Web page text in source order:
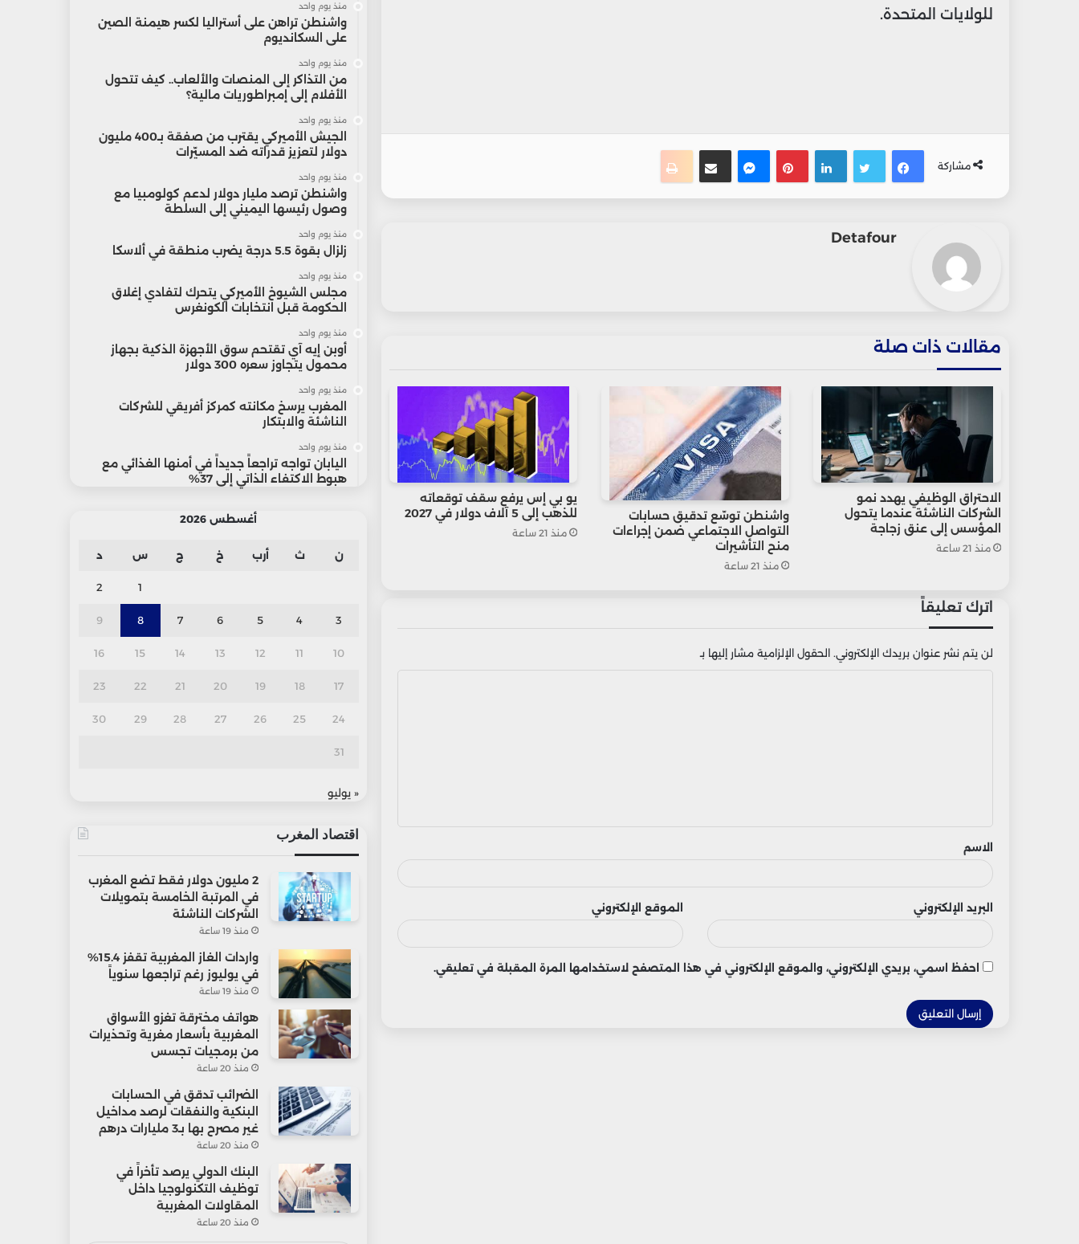
للولايات المتحدة.
مشاركة
فيسبوك
تويتر لينكدإنبينتيريست
ماسنجرمشاركة عبر البريدطباعة
Detafour
مقالات ذات صلة
الاحتراق الوظيفي يهدد نمو
الشركات الناشئة عندما يتحول
المؤسس إلى عنق زجاجة
منذ 21 ساعة
واشنطن توسّع تدقيق حسابات
التواصل الاجتماعي ضمن إجراءات
منح التأشيرات
منذ 21 ساعة
يو بي إس يرفع سقف توقعاته
للذهب إلى 5 آلاف دولار في 2027
منذ 21 ساعة
اترك تعليقاً
لن يتم نشر عنوان بريدك الإلكتروني. الحقول الإلزامية مشار إليها بـ
ق
الاسم
البريد الإلكتروني الموقع الإلكتروني
احفظ اسمي، بريدي الإلكتروني، والموقع الإلكتروني في هذا المتصفح لاستخدامها المرة المقبلة في تعليقي.
منذ يوم واحد
واشنطن تراهن على أستراليا لكسر هيمنة الصين
على السكانديوم
منذ يوم واحد
من التذاكر إلى المنصات والألعاب.. كيف تتحول
الأفلام إلى إمبراطوريات مالية؟
منذ يوم واحد
الجيش الأميركي يقترب من صفقة بـ400 مليون
دولار لتعزيز قدراته ضد المسيّرات
منذ يوم واحد
واشنطن ترصد مليار دولار لدعم كولومبيا مع
وصول رئيسها اليميني إلى السلطة
منذ يوم واحد
زلزال بقوة 5.5 درجة يضرب منطقة في ألاسكا
منذ يوم واحد
مجلس الشيوخ الأميركي يتحرك لتفادي إغلاق
الحكومة قبل انتخابات الكونغرس
منذ يوم واحد
أوبن إيه آي تقتحم سوق الأجهزة الذكية بجهاز
محمول يتجاوز سعره 300 دولار
منذ يوم واحد
المغرب يرسخ مكانته كمركز أفريقي للشركات
الناشئة والابتكار
منذ يوم واحد
اليابان تواجه تراجعاً جديداً في أمنها الغذائي مع
هبوط الاكتفاء الذاتي إلى 37%
أغسطس 2026
ن ث أرب خ ج س د
1
2
3
4
5
6
7
8
9
10
11
12
13
14
15
16
17
18
19
20
21
22
23
24
25
26
27
28
29
30
31
« يوليو
اقتصاد المغرب
2 مليون دولار فقط تضع المغرب
في المرتبة الخامسة بتمويلات
الشركات الناشئة
منذ 19 ساعة
واردات الغاز المغربية تقفز 15.4%
في يوليوز رغم تراجعها سنوياً
منذ 19 ساعة
هواتف مخترقة تغزو الأسواق
المغربية بأسعار مغرية وتحذيرات
من برمجيات تجسس
منذ 20 ساعة
الضرائب تدقق في الحسابات
البنكية والنفقات لرصد مداخيل
غير مصرح بها بـ3 مليارات درهم
منذ 20 ساعة
البنك الدولي يرصد تأخراً في
توظيف التكنولوجيا داخل
المقاولات المغربية
منذ 20 ساعة